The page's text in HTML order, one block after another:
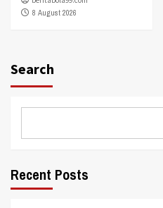
8 August 2026
Search
Recent Posts